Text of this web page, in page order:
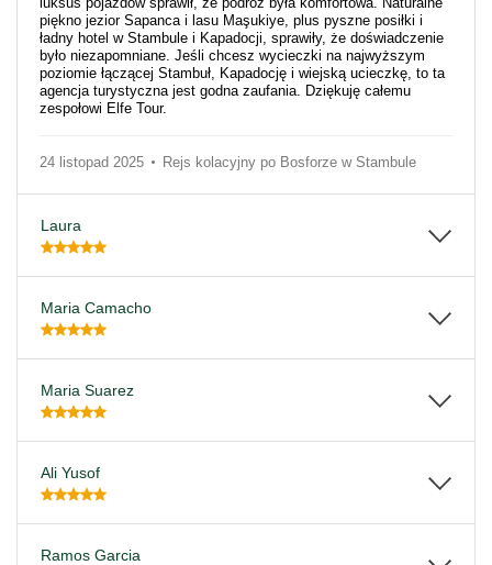
piękno jezior Sapanca i lasu Maşukiye, plus pyszne posiłki i
ładny hotel w Stambule i Kapadocji, sprawiły, że doświadczenie
było niezapomniane. Jeśli chcesz wycieczki na najwyższym
poziomie łączącej Stambuł, Kapadocję i wiejską ucieczkę, to ta
agencja turystyczna jest godna zaufania. Dziękuję całemu
zespołowi Elfe Tour.
24 listopad 2025 Rejs kolacyjny po Bosforze w Stambule
Laura
Maria Camacho
Maria Suarez
Ali Yusof
Ramos Garcia